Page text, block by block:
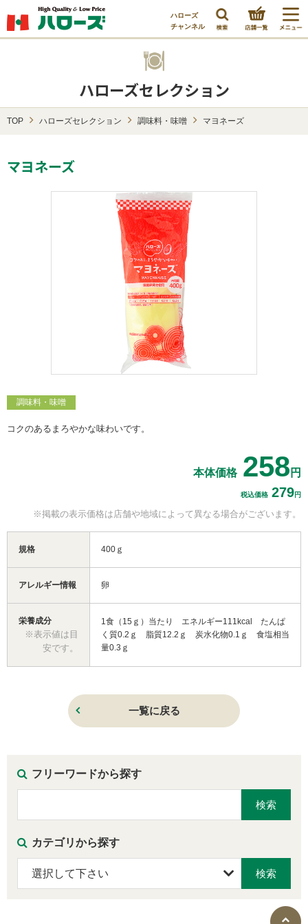
ハローズ
チャンネル
ハローズセレクション
TOP ハローズセレクション 調味料・味噌 マヨネーズ
マヨネーズ
調味料・味噌
コクのあるまろやかな味わいです。
本体価格 258 円
税込価格 279円
※掲載の表示価格は店舗や地域によって異なる場合がございます。
規格 400ｇ
アレルギー情報 卵
栄養成分
※表示値は目
安です。
1食（15ｇ）当たり エネルギー111kcal たんぱ
く質0.2ｇ 脂質12.2ｇ 炭水化物0.1ｇ 食塩相当
量0.3ｇ
一覧に戻る
フリーワードから探す
カテゴリから探す